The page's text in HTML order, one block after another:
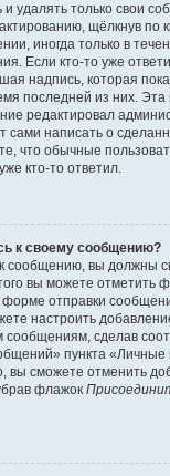
удалять только свои
щёлкнув по
иногда только в
Если кто-то уже
надпись, которая
последней из них. Эта
редактировал
сами написать о
что обычные
кто-то ответил.
к своему сообщению?
сообщению, вы должны
вы можете отметить
форме отправки
настроить
сделав
пункта «Личные
вы сможете отменить
флажок